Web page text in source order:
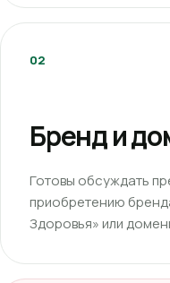
02
Бренд и
Готовы обсуждать
приобретению
Здоровья» или